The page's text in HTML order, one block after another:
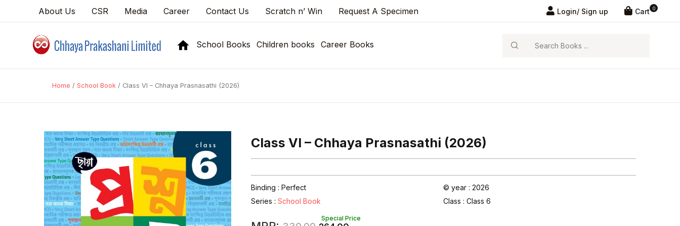
About Us CSR Media Career Contact Us Scratch n’ Win Request A Specimen Login/ Sign up 0
Cart
School Books Children books Career Books
Search
Home / School Book / Class VI – Chhaya Prasnasathi (2026)
Class VI – Chhaya Prasnasathi (2026)
Binding : Perfect
© year : 2026
Series : School Book Class :Class 6
Special Price